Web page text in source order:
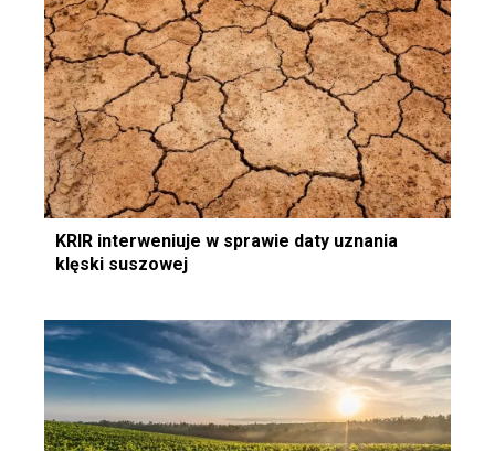
KRIR interweniuje w sprawie daty uznania
klęski suszowej